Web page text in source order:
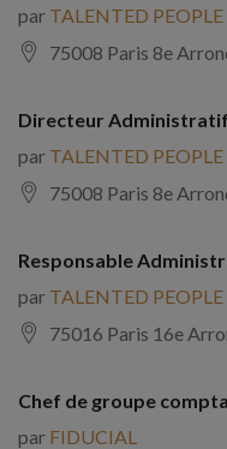
par TALENTED
75008 Paris 8e
Directeur
par TALENTED
75008 Paris 8e
Responsable
par TALENTED
75016 Paris 16e
Chef de groupe
par FIDUCIAL